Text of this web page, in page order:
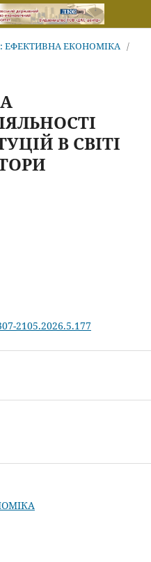
ЕФЕКТИВНА ЕКОНОМІКА /
В СВІТІ
2105.2026.5.177